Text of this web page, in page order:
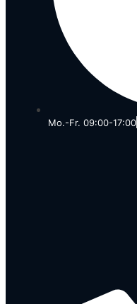
Mo.-Fr. 09:00-17:00